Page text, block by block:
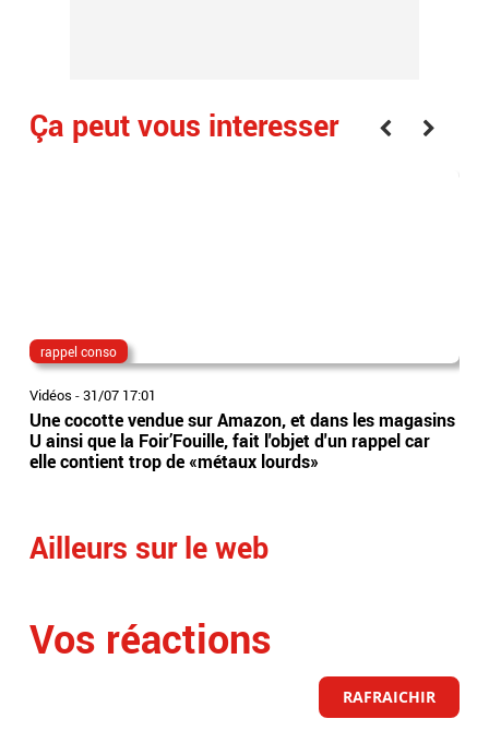
Ça peut vous interesser
rappel conso
Vidéos -31/07 17:01
Une cocotte vendue sur Amazon, et dans les magasins
U ainsi que la Foir’Fouille, fait l'objet d'un rappel car
elle contient trop de «métaux lourds»
Ailleurs sur le web
Vos réactions
RAFRAICHIR